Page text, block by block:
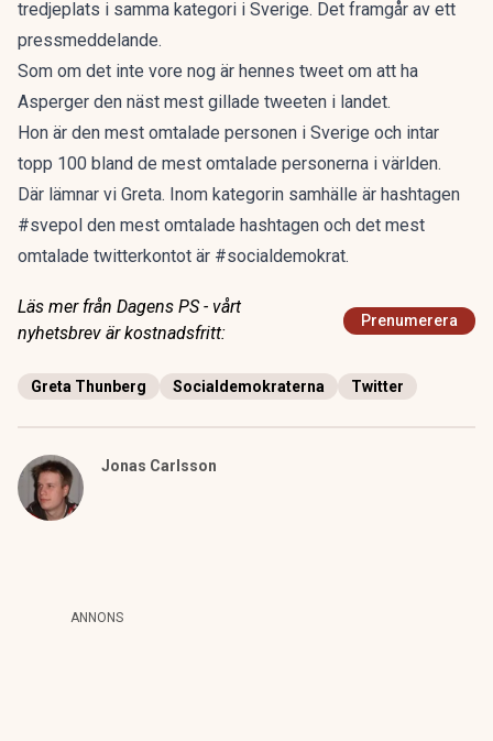
tredjeplats i samma kategori i Sverige. Det framgår av ett
pressmeddelande.
Som om det inte vore nog är hennes tweet om att ha
Asperger den näst mest gillade tweeten i landet.
Hon är den mest omtalade personen i Sverige och intar
topp 100 bland de mest omtalade personerna i världen.
Där lämnar vi Greta. Inom kategorin samhälle är hashtagen
#svepol den mest omtalade hashtagen och det mest
omtalade twitterkontot är #socialdemokrat.
Läs mer från Dagens PS - vårt
nyhetsbrev är kostnadsfritt:
Prenumerera
Greta Thunberg Socialdemokraterna Twitter
Jonas Carlsson
ANNONS